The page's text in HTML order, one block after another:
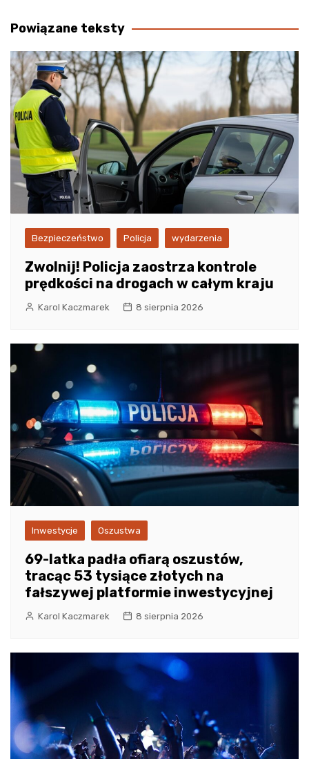
wpisu
Powiązane teksty
Bezpieczeństwo Policja wydarzenia
Zwolnij! Policja zaostrza kontrole
prędkości na drogach w całym kraju
Karol Kaczmarek 8 sierpnia 2026
Inwestycje Oszustwa
69-latka padła ofiarą oszustów,
tracąc 53 tysiące złotych na
fałszywej platformie inwestycyjnej
Karol Kaczmarek 8 sierpnia 2026